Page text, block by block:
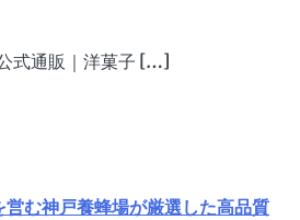
式通販｜洋菓子 […]
む神戸養蜂場が厳選した高品質